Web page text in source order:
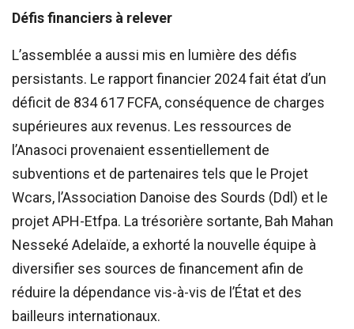
Défis financiers à relever
L’assemblée a aussi mis en lumière des défis
persistants. Le rapport financier 2024 fait état d’un
déficit de 834 617 FCFA, conséquence de charges
supérieures aux revenus. Les ressources de
l’Anasoci provenaient essentiellement de
subventions et de partenaires tels que le Projet
Wcars, l’Association Danoise des Sourds (Ddl) et le
projet APH-Etfpa. La trésorière sortante, Bah Mahan
Nesseké Adelaïde, a exhorté la nouvelle équipe à
diversifier ses sources de financement afin de
réduire la dépendance vis-à-vis de l’État et des
bailleurs internationaux.